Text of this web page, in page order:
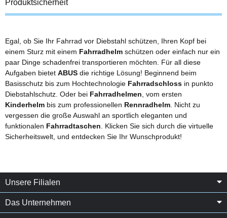
Produktsicherheit
Egal, ob Sie Ihr Fahrrad vor Diebstahl schützen, Ihren Kopf bei
einem Sturz mit einem Fahrradhelm schützen oder einfach nur ein
paar Dinge schadenfrei transportieren möchten. Für all diese
Aufgaben bietet ABUS die richtige Lösung! Beginnend beim
Basisschutz bis zum Hochtechnologie Fahrradschloss in punkto
Diebstahlschutz. Oder bei Fahrradhelmen , vom ersten
Kinderhelm bis zum professionellen Rennradhelm . Nicht zu
vergessen die große Auswahl an sportlich eleganten und
funktionalen Fahrradtaschen . Klicken Sie sich durch die virtuelle
Sicherheitswelt, und entdecken Sie Ihr Wunschprodukt!
Unsere Filialen
Das Unternehmen